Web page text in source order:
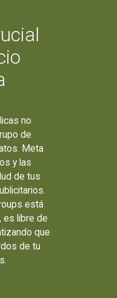
no
de
Meta
y las
de tus
está
es libre de
que
de tu